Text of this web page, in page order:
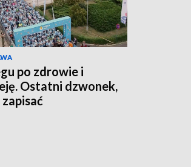
po zdrowie i
Ostatni dzwonek,
zapisać